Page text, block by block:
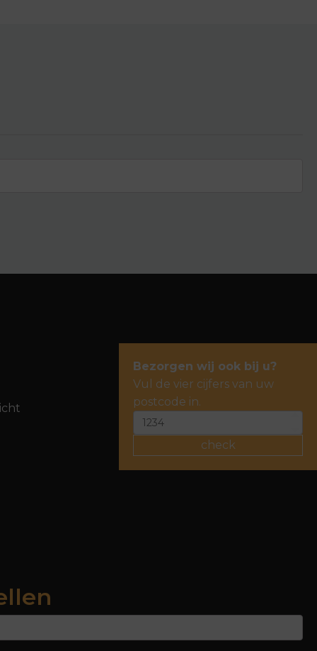
Bezorgen wij ook bij u?
Vul de vier cijfers van uw
postcode in.
check